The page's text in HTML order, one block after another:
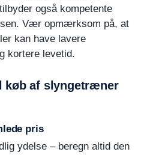
også kompetente
Vær opmærksom på, at
kan have lavere
kortere levetid.
køb af slyngetræner
pris
ydelse – beregn altid den